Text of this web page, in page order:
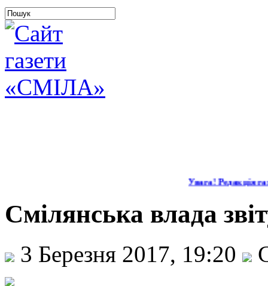
Увага! Редакція
Смілянська влада
3 Березня 2017, 19:20